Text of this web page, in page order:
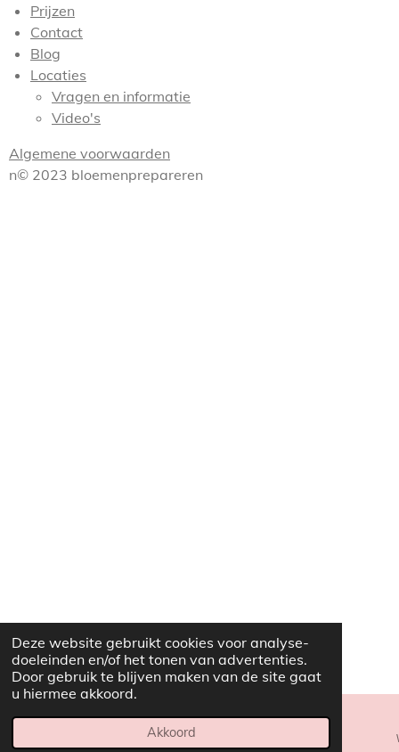
Deze website gebruikt cookies voor analyse-
doeleinden en/of het tonen van advertenties.
Door gebruik te blijven maken van de site gaat
u hiermee akkoord.
Akkoord
Prijzen
Contact
Blog
Locaties
Vragen en informatie
Video's
Algemene voorwaarden
n© 2023 bloemenprepareren
Telefoonnummer